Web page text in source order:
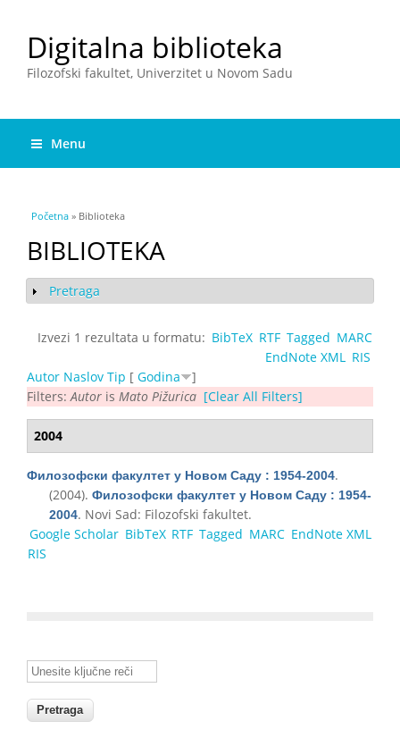
Digitalna biblioteka
Filozofski fakultet, Univerzitet u Novom Sadu
Menu
You are here
Početna » Biblioteka
BIBLIOTEKA
Show
Pretraga
Izvezi 1 rezultata u formatu: BibTeX RTF Tagged MARC
EndNote XML
RIS
Autor Naslov Tip [ Godina
]
Filters: Autor is Mato Pižurica [Clear All Filters]
2004
Филозофски факултет у Новом Саду : 1954-2004.
(2004). Филозофски факултет у Новом Саду : 1954-
2004. Novi Sad: Filozofski fakultet.
Google Scholar BibTeX RTF Tagged MARC EndNote XML
RIS
Unesite ključne reči